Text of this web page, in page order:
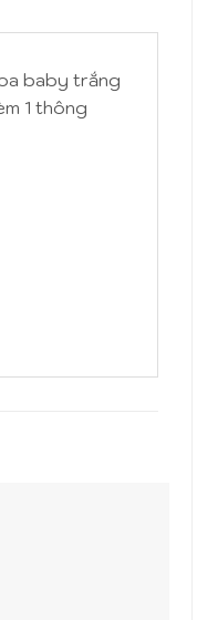
baby trắng
1 thông